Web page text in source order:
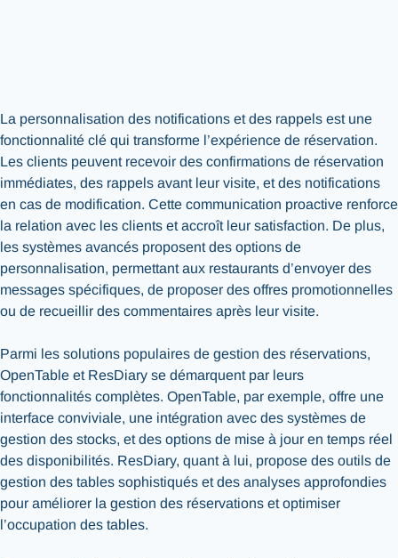
La personnalisation des notifications et des rappels est une
fonctionnalité clé qui transforme l’expérience de réservation.
Les clients peuvent recevoir des confirmations de réservation
immédiates, des rappels avant leur visite, et des notifications
en cas de modification. Cette communication proactive renforce
la relation avec les clients et accroît leur satisfaction. De plus,
les systèmes avancés proposent des options de
personnalisation, permettant aux restaurants d’envoyer des
messages spécifiques, de proposer des offres promotionnelles
ou de recueillir des commentaires après leur visite.
Parmi les solutions populaires de gestion des réservations,
OpenTable et ResDiary se démarquent par leurs
fonctionnalités complètes. OpenTable, par exemple, offre une
interface conviviale, une intégration avec des systèmes de
gestion des stocks, et des options de mise à jour en temps réel
des disponibilités. ResDiary, quant à lui, propose des outils de
gestion des tables sophistiqués et des analyses approfondies
pour améliorer la gestion des réservations et optimiser
l’occupation des tables.